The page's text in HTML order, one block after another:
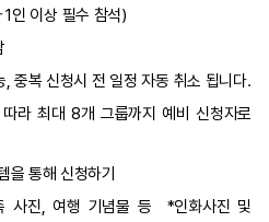
인 이상 필수 참석)
신청시 전 일정 자동 취소 됩니다.
대 8개 그룹까지 예비 신청자로
을 통해 신청하기
사진, 여행 기념물 등 *인화사진 및